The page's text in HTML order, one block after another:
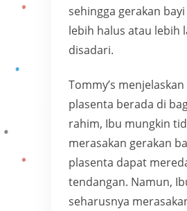
sehingga gerakan
lebih halus atau lebih
disadari.
Tommy’s
plasenta berada di
rahim, Ibu mungkin
merasakan gerakan
plasenta dapat
tendangan. Namun,
seharusnya